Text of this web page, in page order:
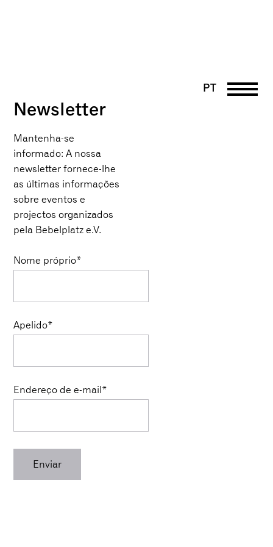
PT
Newsletter
Mantenha-se
informado: A nossa
newsletter fornece-lhe
as últimas informações
sobre eventos e
projectos organizados
pela Bebelplatz e.V.
Nome próprio*
Apelido*
Endereço de e-mail*